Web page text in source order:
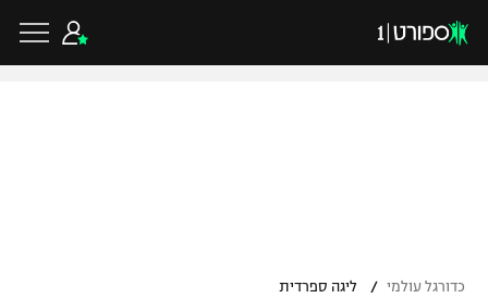
כדורגל עולמי / ליגה ספרדית